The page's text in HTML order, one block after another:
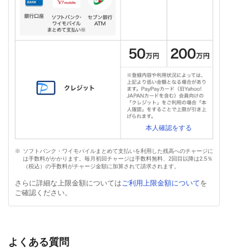
本人確認をする
ソフトバンク・ワイモバイルまとめて支払いを利用した残高へのチャージに
は手数料がかかります。毎月初回チャージは手数料無料、2回目以降は2.5％
（税込）の手数料がチャージ金額に加算されて請求されます。
さらに詳細な上限金額についてはご利用上限金額についてを
ご確認ください。
よくある質問